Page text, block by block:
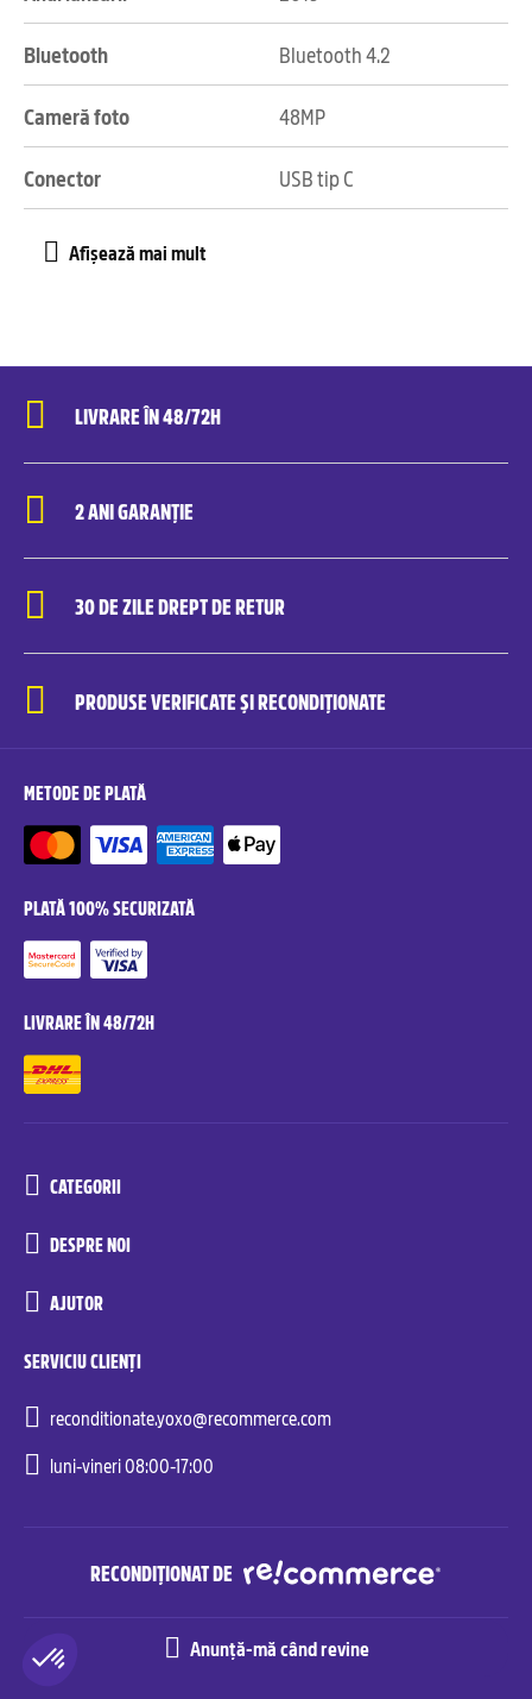
Anunță-mă când revine
Bluetooth Bluetooth 4.2
Cameră foto 48MP
Conector USB tip C
LIVRARE ÎN 48/72H
2 ANI GARANȚIE
30 DE ZILE DREPT DE RETUR
PRODUSE VERIFICATE ȘI RECONDIȚIONATE
METODE DE PLATĂ
PLATĂ 100% SECURIZATĂ
LIVRARE ÎN 48/72H
CATEGORII
DESPRE NOI
AJUTOR
SERVICIU CLIENȚI
reconditionate.yoxo@recommerce.com
luni-vineri 08:00-17:00
RECONDIȚIONAT DE
Recommerce© Solutions. All rights reserved.